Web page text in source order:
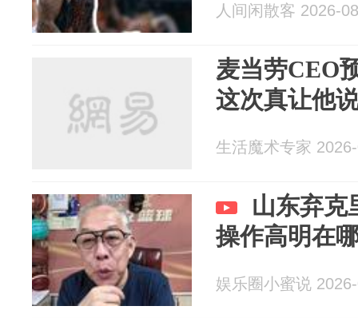
人间闲散客 2026-
麦当劳CEO
这次真让他
生活魔术专家
山东弃克
操作高明在
娱乐圈小蜜说